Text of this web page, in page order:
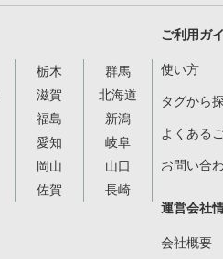
栃木
群馬
滋賀
北海道
福島
新潟
愛知
岐阜
岡山
山口
佐賀
長崎
ご利用ガ
使い方
タグから
よくある
お問い合
運営会社
会社概要